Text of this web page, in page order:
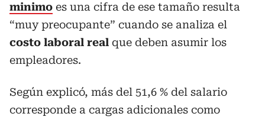
minimo es una cifra de ese tamaño resulta
“muy preocupante” cuando se analiza el
costo laboral real que deben asumir los
empleadores.
Según explicó, más del 51,6 % del salario
corresponde a cargas adicionales como